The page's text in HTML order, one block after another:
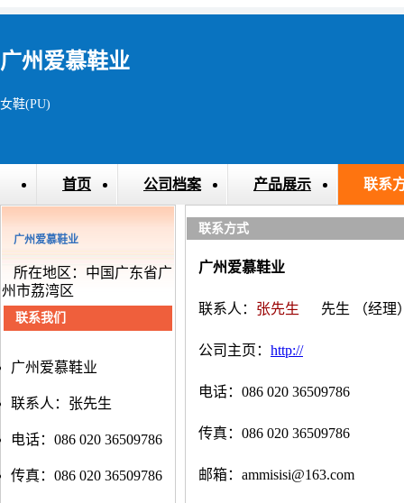
广州爱慕鞋业
女鞋(PU)
首页 公司档案 产品展示 联系
广州爱慕鞋业
所在地区：中国广东省广
州市荔湾区
联系我们
广州爱慕鞋业
联系人：张先生
电话：086 020 36509786
传真：086 020 36509786
联系方式
广州爱慕鞋业
联系人： 张先生 先生 （经理
公司主页： http://
电话：086 020 36509786
传真：086 020 36509786
邮箱：ammisisi@163.com